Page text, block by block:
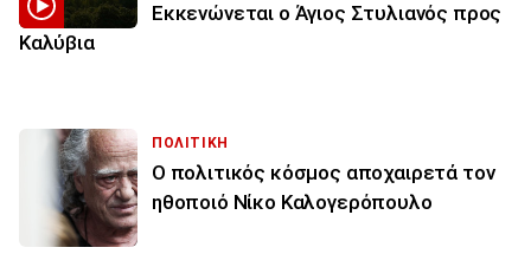
Εκκενώνεται ο Άγιος Στυλιανός προς
Καλύβια
ΠΟΛΙΤΙΚΗ
Ο πολιτικός κόσμος αποχαιρετά τον
ηθοποιό Νίκο Καλογερόπουλο